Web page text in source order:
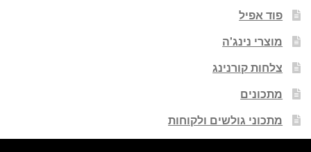
פוד אפיל
מוצרי נינג'ה
צלחות קורנינג
מתכונים
מתכוני גולשים ולקוחות